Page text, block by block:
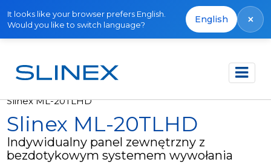
It looks like your browser prefers English.
Would you like to switch language?
English ×
Strona główna Produkty Panele zewnętrzne
Slinex ML-20TLHD
Slinex ML-20TLHD
Indywidualny panel zewnętrzny z
bezdotykowym systemem wywołania